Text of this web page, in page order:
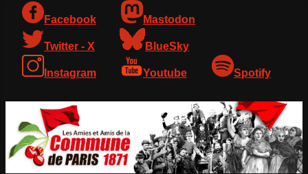
Facebook Mastodon
Twitter - X BlueSky
Instagram Youtube Spotify